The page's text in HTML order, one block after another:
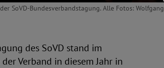
SoVD-Bundesverbandstagung. Alle Fotos: Wolfgang
des SoVD stand im
Verband in diesem Jahr in